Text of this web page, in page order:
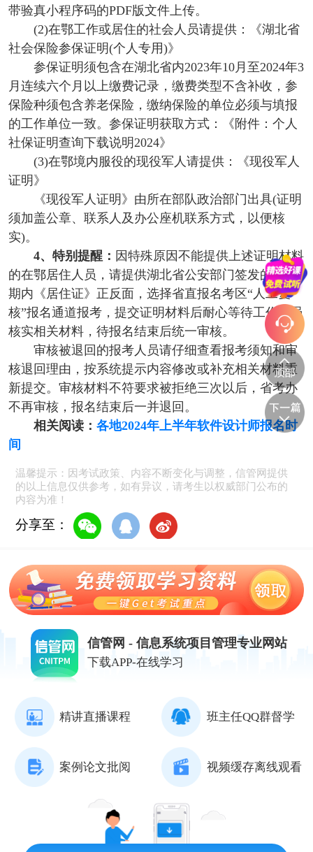
带验真小程序码的PDF版文件上传。
(2)在鄂工作或居住的社会人员请提供：《湖北省
社会保险参保证明(个人专用)》
参保证明须包含在湖北省内2023年10月至2024年3
月连续六个月以上缴费记录，缴费类型不含补收，参
保险种须包含养老保险，缴纳保险的单位必须与填报
的工作单位一致。参保证明获取方式：《附件：个人
社保证明查询下载说明2024》
(3)在鄂境内服役的现役军人请提供：《现役军人
证明》
《现役军人证明》由所在部队政治部门出具(证明
须加盖公章、联系人及办公座机联系方式，以便核
实)。
4、特别提醒： 因特殊原因不能提供上述证明材料
的在鄂居住人员，请提供湖北省公安部门签发的有效
期内《居住证》正反面，选择省直报名考区“人工复
核”报名通道报考，提交证明材料后耐心等待工作人员
核实相关材料，待报名结束后统一审核。
审核被退回的报考人员请仔细查看报考须知和审
核退回理由，按系统提示内容修改或补充相关材料重
新提交。审核材料不符要求被拒绝三次以后，省考办
不再审核，报名结束后一并退回。
相关阅读： 各地2024年上半年软件设计师报名时
间
温馨提示：因考试政策、内容不断变化与调整，信管网提供
的以上信息仅供参考，如有异议，请考生以权威部门公布的
内容为准！
分享至：
信管网 - 信息系统项目管理专业网站
下载APP-在线学习
精讲直播课程 班主任QQ群督学
案例论文批阅 视频缓存离线观看